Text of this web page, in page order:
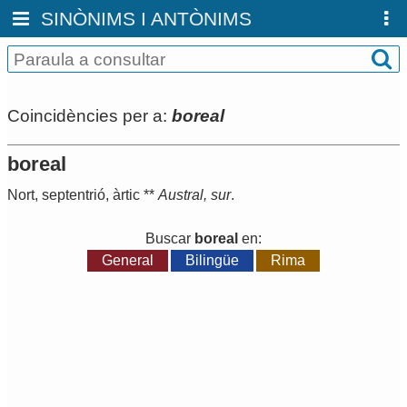
SINÒNIMS I ANTÒNIMS
Coincidències per a: boreal
boreal
Nort, septentrió, àrtic ** Austral, sur.
Buscar boreal en:
General
Bilingüe Rima